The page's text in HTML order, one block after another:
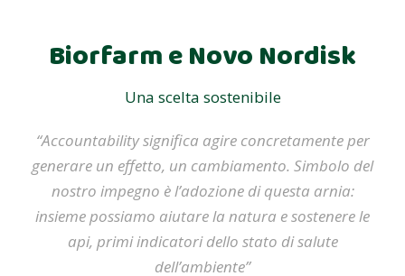
Biorfarm e Novo Nordisk
Una scelta sostenibile
“Accountability significa agire concretamente per
generare un effetto, un cambiamento. Simbolo del
nostro impegno è l’adozione di questa arnia:
insieme possiamo aiutare la natura e sostenere le
api, primi indicatori dello stato di salute
dell’ambiente”